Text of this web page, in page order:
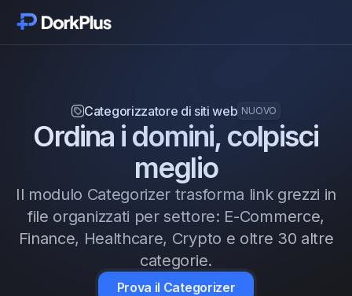
Funzionalità
Recensioni
Aggiornamenti
Categorizzatore di siti web NUOVO
Ordina i domini, colpisci
meglio
Il modulo Categorizer trasforma link grezzi in
file organizzati per settore: E-Commerce,
Finance, Healthcare, Crypto e oltre 30 altre
categorie.
Prova il Categorizer